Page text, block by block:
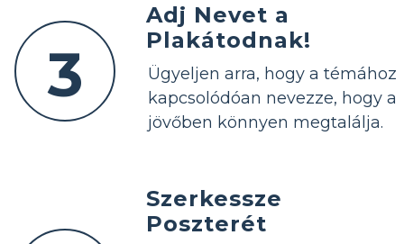
3
Adj Nevet a
Plakátodnak!
Ügyeljen arra, hogy a témához
kapcsolódóan nevezze, hogy a
jövőben könnyen megtalálja.
Szerkessze
Poszterét